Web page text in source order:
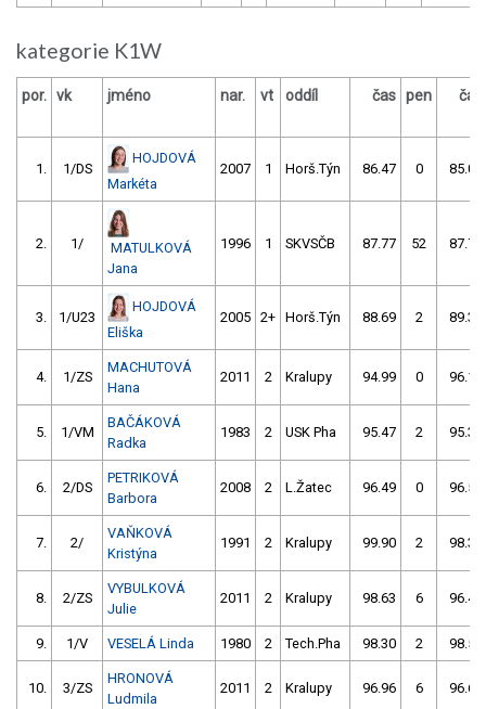
kategorie K1W
por. vk jméno nar. vt oddíl čas pen čas
1. 1/DS
HOJDOVÁ
Markéta
2007 1 Horš.Týn 86.47 0 85.01
2. 1/
MATULKOVÁ
Jana
1996 1 SKVSČB 87.77 52 87.78
3. 1/U23
HOJDOVÁ
Eliška
2005 2+ Horš.Týn 88.69 2 89.35
4. 1/ZS
MACHUTOVÁ
Hana
2011 2 Kralupy 94.99 0 96.17
5. 1/VM
BAČÁKOVÁ
Radka
1983 2 USK Pha 95.47 2 95.38
6. 2/DS
PETRIKOVÁ
Barbora
2008 2 L.Žatec 96.49 0 96.58
7. 2/
VAŇKOVÁ
Kristýna
1991 2 Kralupy 99.90 2 98.35
8. 2/ZS
VYBULKOVÁ
Julie
2011 2 Kralupy 98.63 6 96.43
9. 1/V VESELÁ Linda 1980 2 Tech.Pha 98.30 2 98.54
10. 3/ZS
HRONOVÁ
Ludmila
2011 2 Kralupy 96.96 6 96.61